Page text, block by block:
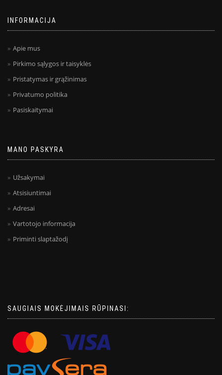
INFORMACIJA
Apie mus
Pirkimo sąlygos ir taisyklės
Pristatymas ir grąžinimas
Privatumo politika
Pasiskaitymai
MANO PASKYRA
Užsakymai
Atsisiuntimai
Adresai
Vartotojo informacija
Priminti slaptažodį
SAUGIAIS MOKĖJIMAIS RŪPINASI: